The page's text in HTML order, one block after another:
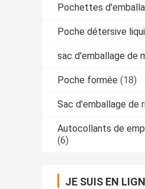
Pochettes
Poche détersive
sac d'emballage de
Poche formée (18)
Sac d'emballage de
Autocollants de
(6)
JE SUIS EN